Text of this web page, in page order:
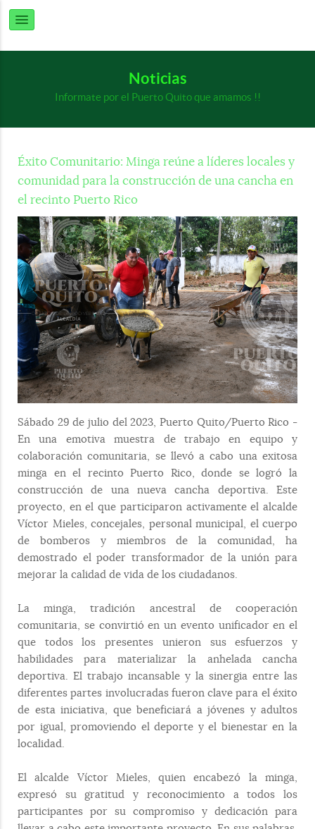
Noticias
Informate por el Puerto Quito que amamos !!
Éxito Comunitario: Minga reúne a líderes locales y
comunidad para la construcción de una cancha en
el recinto Puerto Rico
Sábado 29 de julio del 2023, Puerto Quito/Puerto Rico -
En una emotiva muestra de trabajo en equipo y
colaboración comunitaria, se llevó a cabo una exitosa
minga en el recinto Puerto Rico, donde se logró la
construcción de una nueva cancha deportiva. Este
proyecto, en el que participaron activamente el alcalde
Víctor Mieles, concejales, personal municipal, el cuerpo
de bomberos y miembros de la comunidad, ha
demostrado el poder transformador de la unión para
mejorar la calidad de vida de los ciudadanos.
La minga, tradición ancestral de cooperación
comunitaria, se convirtió en un evento unificador en el
que todos los presentes unieron sus esfuerzos y
habilidades para materializar la anhelada cancha
deportiva. El trabajo incansable y la sinergia entre las
diferentes partes involucradas fueron clave para el éxito
de esta iniciativa, que beneficiará a jóvenes y adultos
por igual, promoviendo el deporte y el bienestar en la
localidad.
El alcalde Víctor Mieles, quien encabezó la minga,
expresó su gratitud y reconocimiento a todos los
participantes por su compromiso y dedicación para